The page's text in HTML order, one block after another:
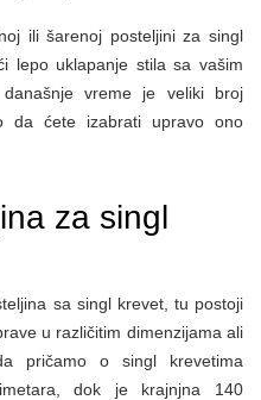
ili šarenoj posteljini za singl
lepo uklapanje stila sa vašim
vreme je veliki broj
da ćete izabrati upravo ono
za singl
sa singl krevet, tu postoji
u različitim dimenzijama ali
pričamo o singl krevetima
dok je krajnjna 140